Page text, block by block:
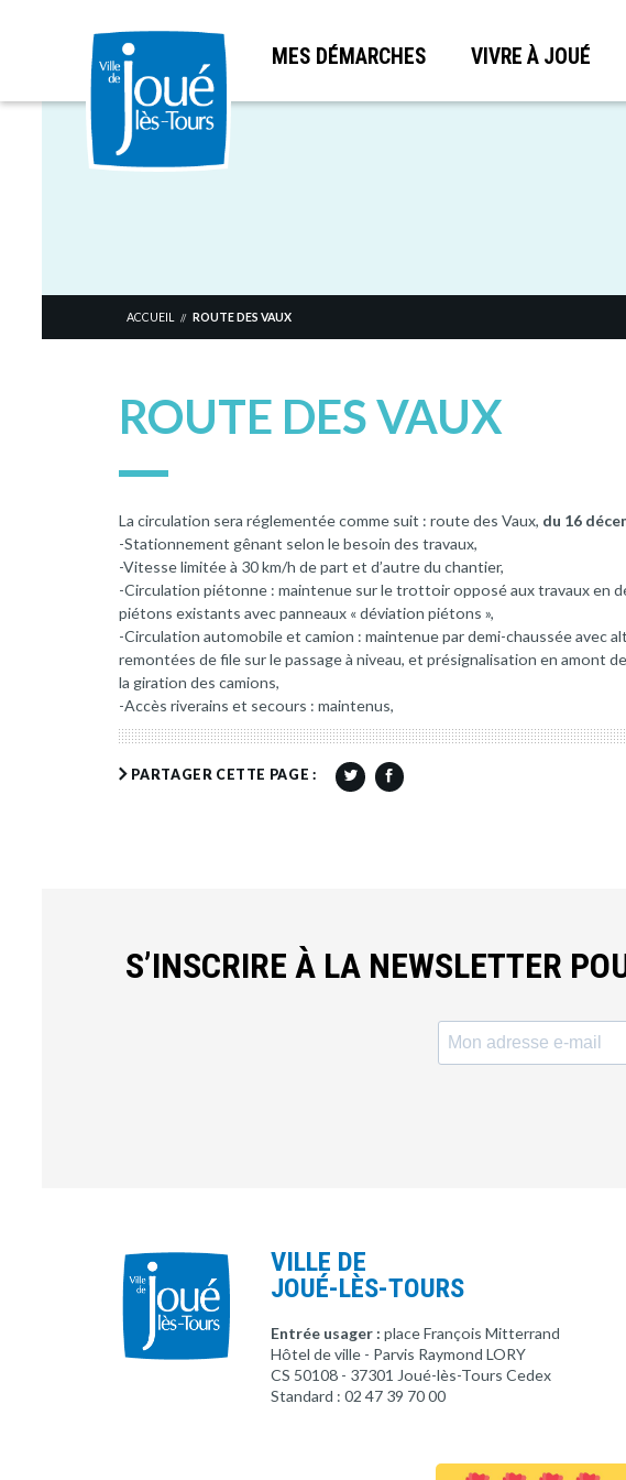
Aller
MES DÉMARCHES VIVRE À JOUÉ
ACCUEIL // ROUTE DES VAUX
ROUTE DES VAUX
La circulation sera réglementée comme suit : route des Vaux, du 16
-Stationnement gênant selon le besoin des travaux,
-Vitesse limitée à 30 km/h de part et d’autre du chantier,
-Circulation piétonne : maintenue sur le trottoir opposé aux travaux en
piétons existants avec panneaux « déviation piétons »,
-Circulation automobile et camion : maintenue par demi-chaussée avec
remontées de file sur le passage à niveau, et présignalisation en amont
la giration des camions,
-Accès riverains et secours : maintenus,
PARTAGER CETTE PAGE :
S’INSCRIRE À LA NEWSLETTER
VILLE DE
JOUÉ-LÈS-TOURS
Entrée usager : place François Mitterrand
Hôtel de ville - Parvis Raymond LORY
CS 50108 - 37301 Joué-lès-Tours Cedex
Standard : 02 47 39 70 00